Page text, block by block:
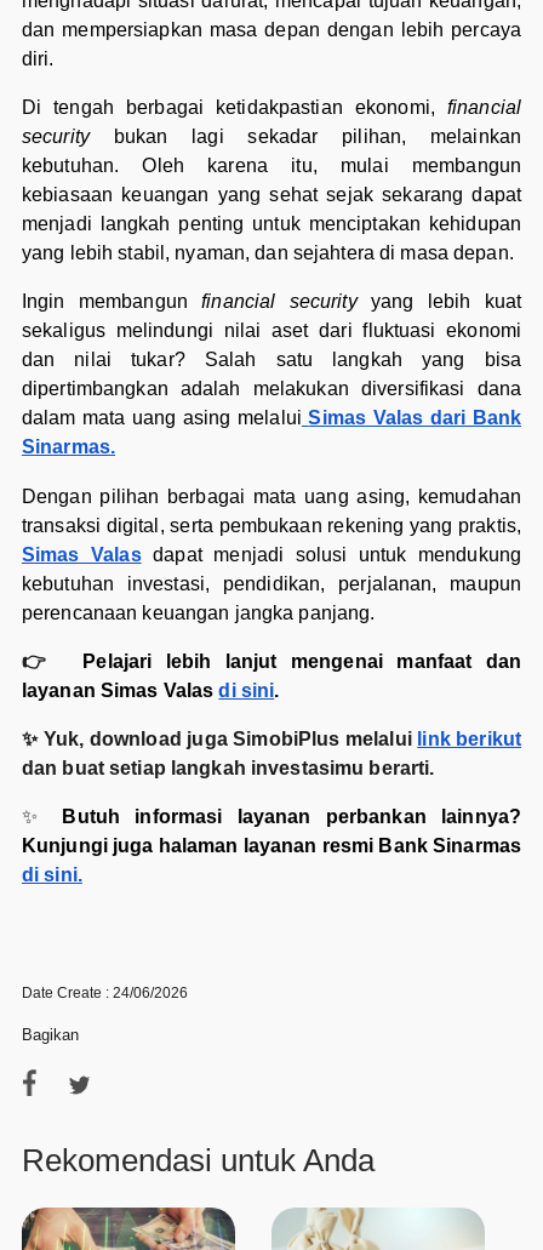
dan mempersiapkan masa depan dengan lebih percaya
diri.
Di tengah berbagai ketidakpastian ekonomi, financial
security
bukan lagi sekadar pilihan, melainkan
kebutuhan. Oleh karena itu, mulai membangun
kebiasaan keuangan yang sehat sejak sekarang dapat
menjadi langkah penting untuk menciptakan kehidupan
yang lebih stabil, nyaman, dan sejahtera di masa depan.
Ingin membangunfinancial securityyang lebih kuat
sekaligus melindungi nilai aset dari fluktuasi ekonomi
dan nilai tukar? Salah satu langkah yang bisa
dipertimbangkan adalah melakukan diversifikasi dana
dalam mata uang asing melalui Simas Valas dari Bank
Sinarmas.
Dengan pilihan berbagai mata uang asing, kemudahan
transaksi digital, serta pembukaan rekening yang praktis,
Simas Valasdapat menjadi solusi untuk mendukung
kebutuhan investasi, pendidikan, perjalanan, maupun
perencanaan keuangan jangka panjang.
👉
Pelajari lebih lanjut mengenai manfaat dan
layanan Simas Valasdi sini.
✨ Yuk, download juga SimobiPlus melalui link berikut
dan buat setiap langkah investasimu berarti.
✨
Butuh informasi layanan perbankan lainnya?
Kunjungi juga halaman layanan resmi Bank Sinarmas
di sini.
Date Create : 24/06/2026
Bagikan
Rekomendasi untuk Anda